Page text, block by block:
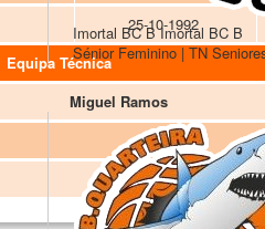
Imortal BC BImortal BC B
Sénior Feminino | TN
25-10-1992
Equipa Técnica
Miguel Ramos